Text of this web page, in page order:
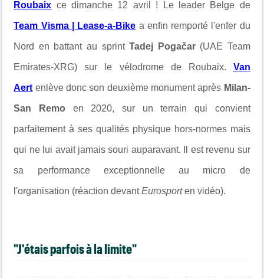
Roubaix ce dimanche 12 avril ! Le leader Belge de
Team Visma | Lease-a-Bike a enfin remporté l'enfer du
Nord en battant au sprintTadej Pogačar(UAE Team
Emirates-XRG) sur le vélodrome de Roubaix. Van
Aert enlève donc son deuxième monument après Milan-
San Remo en 2020, sur un terrain qui convient
parfaitement à ses qualités physique hors-normes mais
qui ne lui avait jamais souri auparavant. Il est revenu sur
sa performance exceptionnelle au micro de
l'organisation (réaction devantEurosporten vidéo).
"J'étais parfois à la limite"